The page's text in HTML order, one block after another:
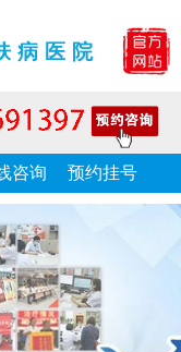
病医院
咨询 预约挂号